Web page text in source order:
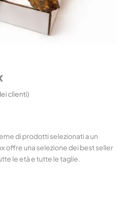
clienti)
di prodotti selezionati a un
offre una selezione dei best seller
le età e tutte le taglie.